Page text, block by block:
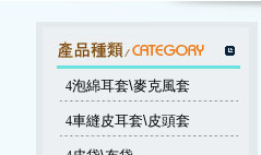
4泡綿耳套\麥克風套
4車縫皮耳套\皮頭套